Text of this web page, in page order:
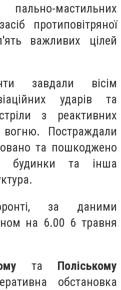
мастильних
протиповітряної
важливих цілей
завдали вісім
ударів та
з реактивних
вогню. Постраждали
та пошкоджено
будинки та інша
за даними
на 6.00 6 травня
та Поліському
обстановка